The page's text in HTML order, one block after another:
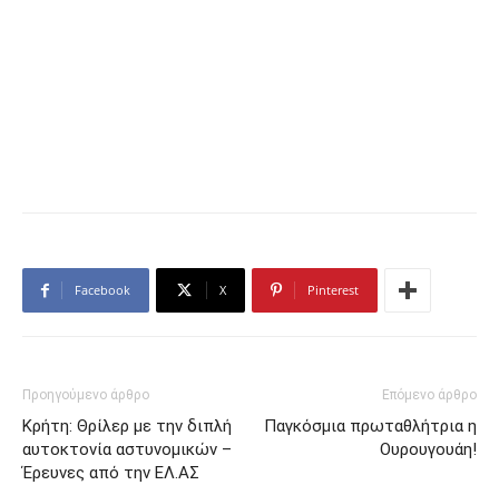
Facebook X Pinterest
Προηγούμενο άρθρο
Κρήτη: Θρίλερ με την διπλή
αυτοκτονία αστυνομικών –
Έρευνες από την ΕΛ.ΑΣ
Επόμενο άρθρο
Παγκόσμια πρωταθλήτρια η
Ουρουγουάη!